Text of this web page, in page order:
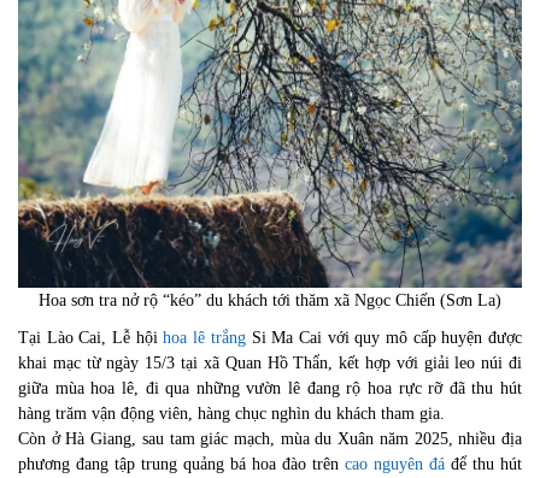
Hoa sơn tra nở rộ “kéo” du khách tới thăm xã Ngọc Chiến (Sơn La)
Tại Lào Cai, Lễ hộihoa lê trắngSi Ma Cai với quy mô cấp huyện được
khai mạc từ ngày 15/3 tại xã Quan Hồ Thẩn, kết hợp với giải leo núi đi
giữa mùa hoa lê, đi qua những vườn lê đang rộ hoa rực rỡ đã thu hút
hàng trăm vận động viên, hàng chục nghìn du khách tham gia.
Còn ở Hà Giang, sau tam giác mạch, mùa du Xuân năm 2025, nhiều địa
phương đang tập trung quảng bá hoa đào trên cao nguyên đá để thu hút